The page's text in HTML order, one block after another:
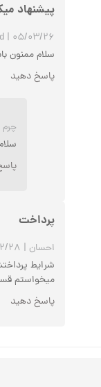
پرداخت
احسان | ۰۵/
شرایط
میخواستم
پاسخ دهید
پیشنهاد
| ۰۵/۰۳/۲۶
سلام ممنون
پاسخ دهید
★★